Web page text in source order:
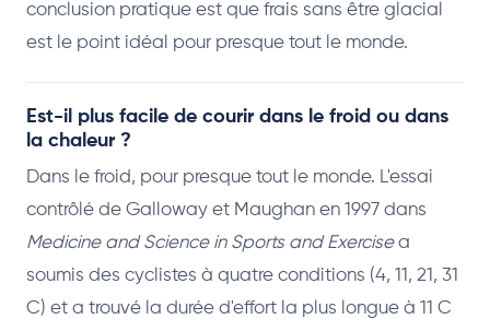
conclusion pratique est que frais sans être glacial
est le point idéal pour presque tout le monde.
Est-il plus facile de courir dans le froid ou dans
la chaleur ?
Dans le froid, pour presque tout le monde. L'essai
contrôlé de Galloway et Maughan en 1997 dans
Medicine and Science in Sports and Exercisea
soumis des cyclistes à quatre conditions (4, 11, 21, 31
C) et a trouvé la durée d'effort la plus longue à 11 C